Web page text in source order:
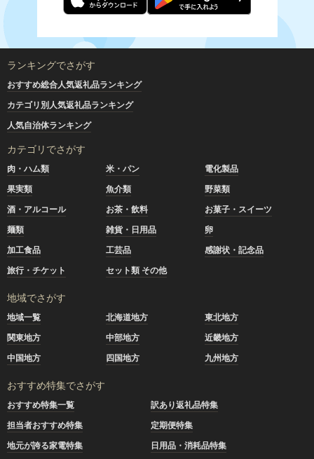
ランキングでさがす
おすすめ総合人気返礼品ランキング
カテゴリ別人気返礼品ランキング
人気自治体ランキング
カテゴリでさがす
肉・ハム類 米・パン
電化製品
果実類
魚介類
野菜類
酒・アルコール
お茶・飲料
お菓子・スイーツ
麺類
雑貨・日用品
卵
加工食品
工芸品
感謝状・記念品
旅行・チケット
セット類 その他
地域でさがす
地域一覧 北海道地方
東北地方
関東地方
中部地方
近畿地方
中国地方
四国地方 九州地方
おすすめ特集でさがす
おすすめ特集一覧
訳あり返礼品特集
担当者おすすめ特集
定期便特集
地元が誇る家電特集
日用品・消耗品特集